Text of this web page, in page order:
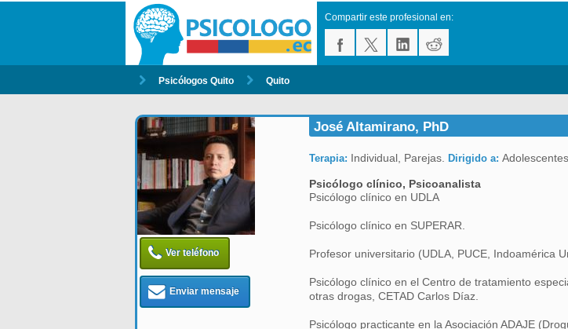
Compartir este profesional en:
Psicólogos Quito Quito
Ver teléfono
Enviar mensaje
José Altamirano, PhD
Terapia: Individual, Parejas. Dirigido a:
Psicólogo clínico, Psicoanalista
Psicólogo clínico en UDLA
Psicólogo clínico en SUPERAR.
Profesor universitario (UDLA, PUCE, Indoamérica
Psicólogo clínico en el Centro de tratamiento
otras drogas, CETAD Carlos Díaz.
Psicólogo practicante en la Asociación ADAJE